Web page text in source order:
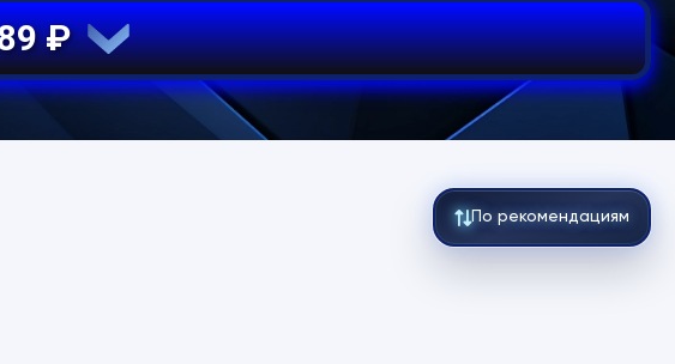
Все предложения от 489 ₽
По рекомендациям